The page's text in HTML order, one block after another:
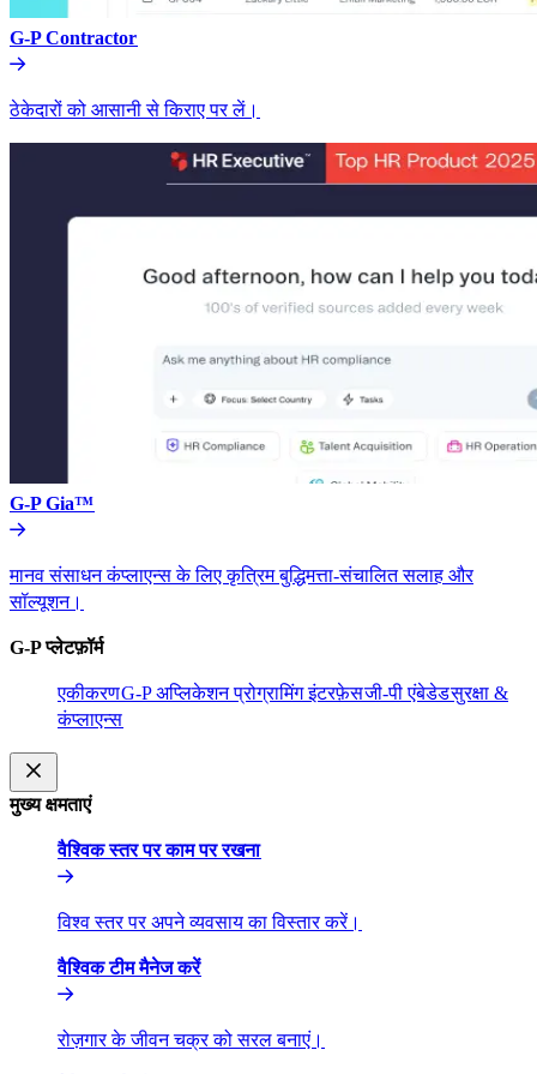
G-P Contractor​​
ठेकेदारों को आसानी से किराए पर लें।​​
G-P Gia™​​
मानव संसाधन कंप्लाएन्स के लिए कृत्रिम बुद्धिमत्ता-संचालित सलाह और
सॉल्यूशन।​​
G-P प्लेटफ़ॉर्म​​
एकीकरण​​G-P अप्लिकेशन प्रोग्रामिंग इंटरफ़ेस​​जी-पी एंबेडेड​​सुरक्षा &
कंप्लाएन्स​​
मुख्य क्षमताएं​​
वैश्विक स्तर पर काम पर रखना​​
विश्व स्तर पर अपने व्यवसाय का विस्तार करें।​​
वैश्विक टीम मैनेज करें​​
रोज़गार के जीवन चक्र को सरल बनाएं।​​